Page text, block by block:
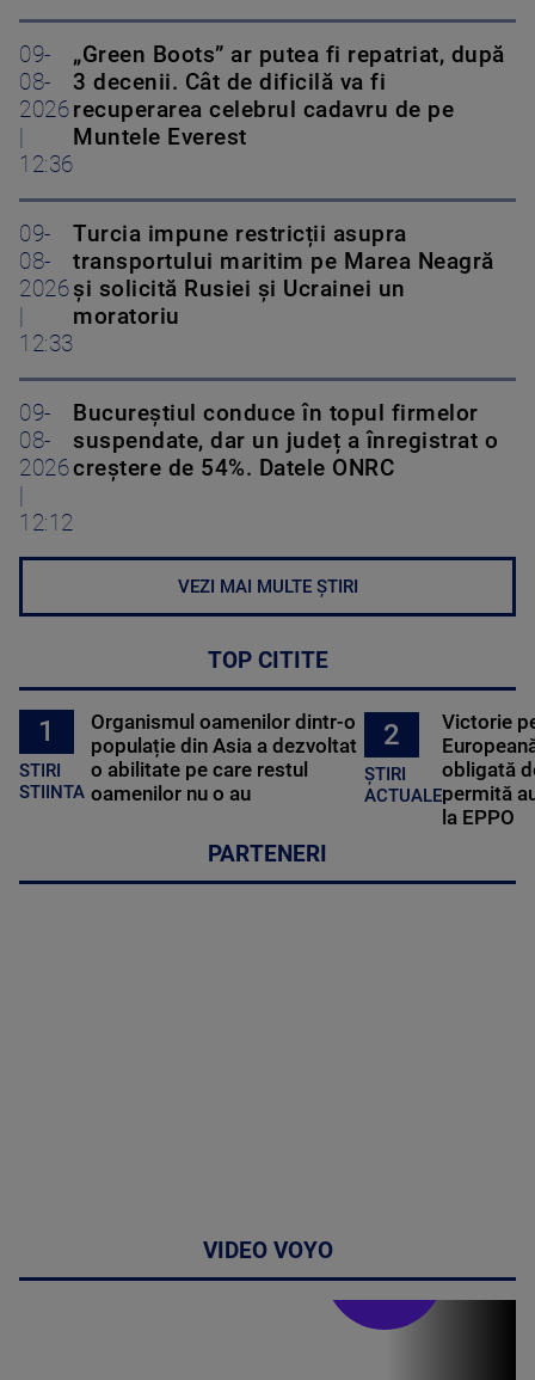
09-
08-
2026
12:36
„Green Boots” ar putea fi repatriat, după
3 decenii. Cât de dificilă va fi
recuperarea celebrul cadavru de pe
Muntele Everest
09-
08-
2026
12:33
Turcia impune restricții asupra
transportului maritim pe Marea Neagră
și solicită Rusiei și Ucrainei un
moratoriu
09-
08-
2026
12:12
Bucureștiul conduce în topul firmelor
suspendate, dar un județ a înregistrat o
creștere de 54%. Datele ONRC
VEZI MAI MULTE ȘTIRI
TOP CITITE
1
STIRI
STIINTA
Organismul oamenilor dintr-o
populație din Asia a dezvoltat
o abilitate pe care restul
oamenilor nu o au
2
ȘTIRI
ACTUALE
Victorie
obligată
permită
la EPPO
PARTENERI
VIDEO VOYO